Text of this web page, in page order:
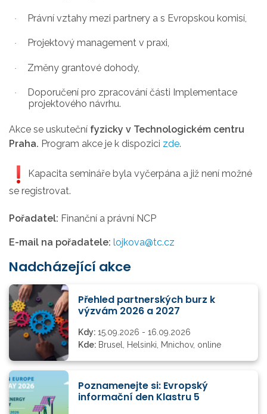
· Právní vztahy mezi partnery a s Evropskou komisí,
· Projektový management v praxi,
· Změny grantové dohody,
·
Doporučení pro zpracování části Implementace
projektového návrhu.
Akce se uskuteční fyzicky v Technologickém centru
Praha. Program akce je k dispozici zde.
Kapacita semináře byla vyčerpána a již není možné
se registrovat.
Pořadatel: Finanční a právní NCP
E-mail na pořadatele: lojkova@tc.cz
Nadcházející akce
Přehled partnerských burz k
výzvám 2026 a 2027
Kdy: 15.09.2026 - 16.09.2026
Kde: Brusel, Helsinki, Mnichov, online
Poznamenejte si: Evropský
informační den Klastru 5